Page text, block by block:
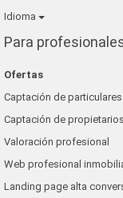
Idioma
Para
Ofertas
Captación de particulares
Captación de propietarios
Valoración profesional
Web profesional
Landing page alta